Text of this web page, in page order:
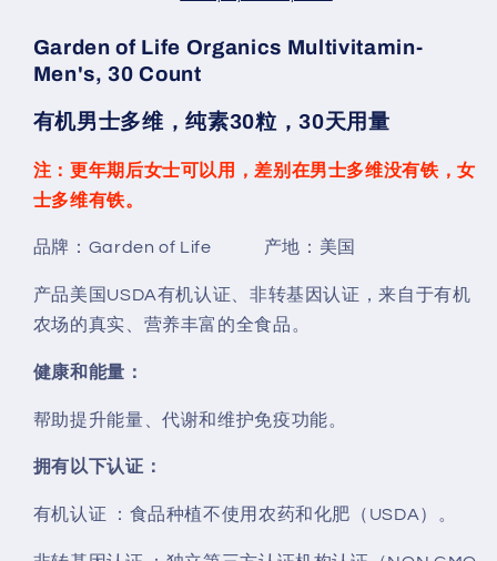
Garden of Life Organics Multivitamin-
Men's, 30 Count
有机男士多维，纯素30粒，30天用量
注：更年期后女士可以用，差别在男士多维没有铁，女
士多维有铁。
品牌：Garden of Life 产地：美国
产品美国USDA有机认证、非转基因认证，来自于有机
农场的真实、营养丰富的全食品。
健康和能量：
帮助提升能量、代谢和维护免疫功能。
拥有以下认证：
有机认证 ：食品种植不使用农药和化肥（USDA）。